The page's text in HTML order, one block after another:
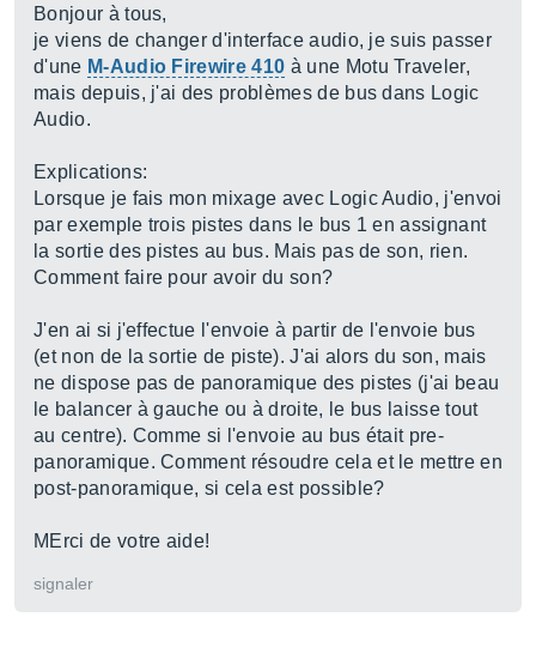
Bonjour à tous,
je viens de changer d'interface audio, je suis passer
d'une M-Audio Firewire 410 à une Motu Traveler,
mais depuis, j'ai des problèmes de bus dans Logic
Audio.
Explications:
Lorsque je fais mon mixage avec Logic Audio, j'envoi
par exemple trois pistes dans le bus 1 en assignant
la sortie des pistes au bus. Mais pas de son, rien.
Comment faire pour avoir du son?
J'en ai si j'effectue l'envoie à partir de l'envoie bus
(et non de la sortie de piste). J'ai alors du son, mais
ne dispose pas de panoramique des pistes (j'ai beau
le balancer à gauche ou à droite, le bus laisse tout
au centre). Comme si l'envoie au bus était pre-
panoramique. Comment résoudre cela et le mettre en
post-panoramique, si cela est possible?
MErci de votre aide!
signaler